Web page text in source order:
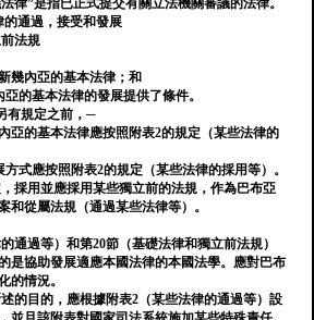
律”是指已正式提交有關立法機關審議的法律。
通過，接受和發展
法規
幾內亞的基本法律；和
的基本法律的發展提供了條件。
有規定之前，─
亞的基本法律應按照附表2的規定（某些法律的
式應按照附表2的規定（某些法律的採用等）。
採用並應採用某些獨立前的法規，作為巴布亞
和從屬法規（通過某些法律等）。
通過等）和第20節（基礎法律和獨立前法規）
是協助發展適應本國法律的本國法學。應對巴布
的情況。
的目的，應根據附表2（某些法律的通過等）設